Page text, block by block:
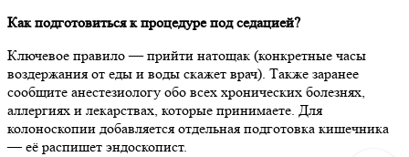
Как подготовиться к процедуре под седацией?
Ключевое правило — прийти натощак (конкретные часы
воздержания от еды и воды скажет врач). Также заранее
сообщите анестезиологу обо всех хронических болезнях,
аллергиях и лекарствах, которые принимаете. Для
колоноскопии добавляется отдельная подготовка кишечника
— её распишет эндоскопист.